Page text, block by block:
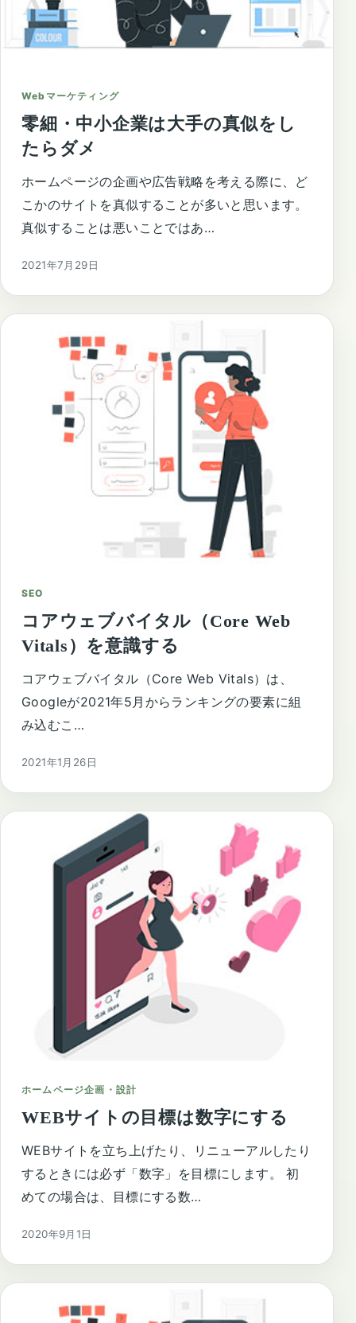
Webマーケティング
零細・中小企業は大手の真似をし
たらダメ
ホームページの企画や広告戦略を考える際に、ど
こかのサイトを真似することが多いと思います。
真似することは悪いことではあ…
2021年7月29日
SEO
コアウェブバイタル（Core Web
Vitals）を意識する
コアウェブバイタル（Core Web Vitals）は、
Googleが2021年5月からランキングの要素に組
み込むこ…
2021年1月26日
ホームページ企画・設計
WEBサイトの目標は数字にする
WEBサイトを立ち上げたり、リニューアルしたり
するときには必ず「数字」を目標にします。 初
めての場合は、目標にする数…
2020年9月1日